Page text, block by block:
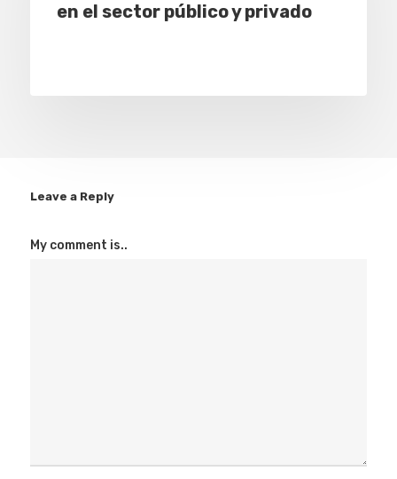
en el sector público y privado
Leave a Reply
My comment is..